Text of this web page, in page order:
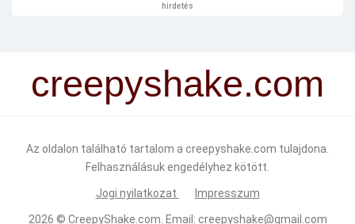
hirdetés
creepyshake.com
Az oldalon található tartalom a creepyshake.com tulajdona.
Felhasználásuk engedélyhez kötött.
Jogi nyilatkozat Impresszum
2026 © CreepyShake.com. Email: creepyshake@gmail.com